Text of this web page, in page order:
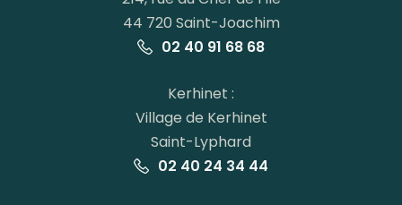
44 720 Saint-Joachim
02 40 91 68 68
Kerhinet :
Village de Kerhinet
Saint-Lyphard
02 40 24 34 44